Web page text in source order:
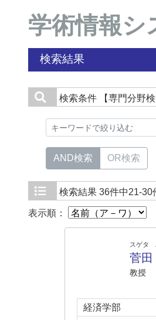
学術情報シ
検索結果
検索条件 【専門分野
AND検索 OR検索
検索結果 36件中21-30
表示順：
スゲタ
菅
教授
経済学部